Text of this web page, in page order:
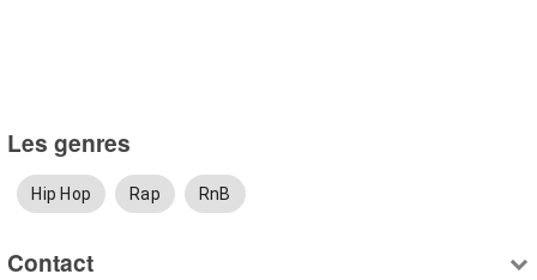
Les genres
Hip Hop Rap RnB
Contact